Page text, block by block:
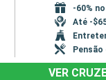
-60%
Até -
VER